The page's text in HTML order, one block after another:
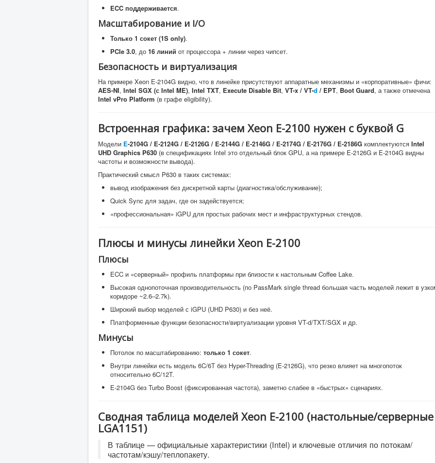
ECC поддерживается.
Масштабирование и I/O
Только 1 сокет (1S only).
PCIe 3.0, до 16 линий от процессора + линии через чипсет.
Безопасность и виртуализация
На примере Xeon E-2104G видно, что в линейке присутствуют аппаратные механизмы и «корпоративные» фичи:
AES-NI, Intel SGX (с Intel ME), Intel TXT, Execute Disable Bit, VT-x / VT-d / EPT, Boot Guard, а также отмечена
Intel vPro Platform (в графе eligibility).
Встроенная графика: зачем Xeon E-2100 нужен с буквой G
Модели E-2104G / E-2124G / E-2126G / E-2144G / E-2146G / E-2174G / E-2176G / E-2186G комплектуются Intel
UHD Graphics P630 (в спецификациях Intel это отдельный блок GPU, а на примере E-2126G и E-2104G видны
частоты и возможности вывода).
Практический смысл P630 в таких системах:
вывод изображения без дискретной карты (диагностика/обслуживание);
Quick Sync для задач, где он задействуется;
«профессиональная» iGPU для простых рабочих мест и инфраструктурных стендов.
Плюсы и минусы линейки Xeon E-2100
Плюсы
ECC и «серверный» профиль платформы при близости к настольным Coffee Lake.
Высокая однопоточная производительность (по PassMark single thread большая часть моделей лежит в
коридоре ~2.6–2.7k).
Широкий выбор моделей с iGPU (UHD P630) и без неё.
Платформенные функции безопасности/виртуализации уровня VT-d/TXT/SGX и др.
Минусы
Потолок по масштабированию: только 1 сокет.
Внутри линейки есть модель 6C/6T без Hyper-Threading (E-2126G), что резко влияет на многопоток
относительно 6C/12T.
E-2104G без Turbo Boost (фиксированная частота), заметно слабее в «быстрых» сценариях.
Сводная таблица моделей Xeon E-2100 (настольные/серверные
LGA1151)
В таблице — официальные характеристики (Intel) и ключевые отличия по потокам/
частотам/кэшу/теплопакету.